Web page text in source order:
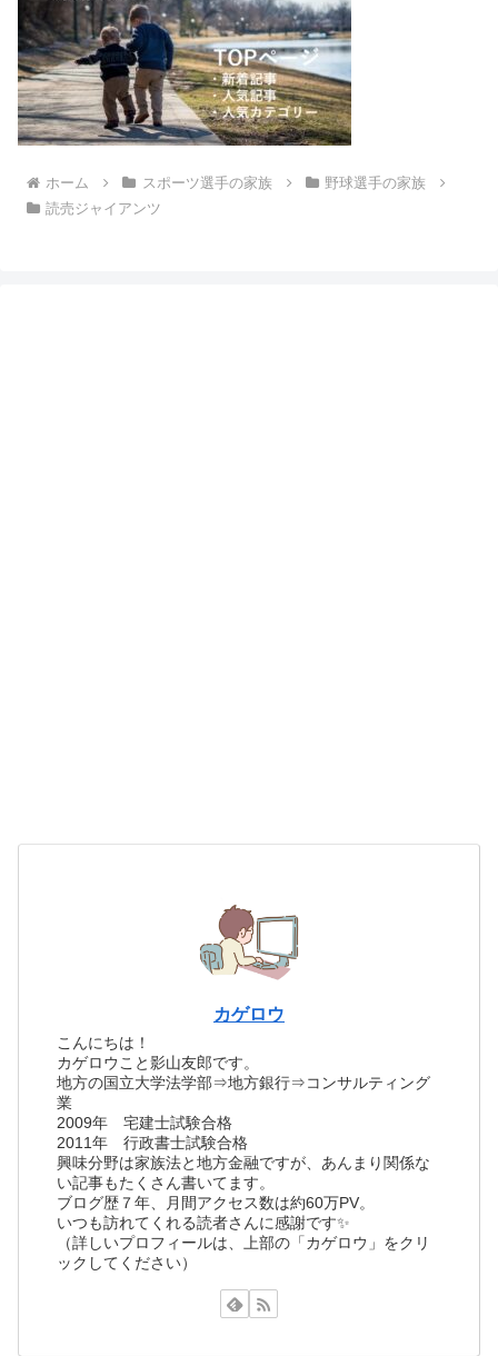
ホーム スポーツ選手の家族
野球選手の家族
読売ジャイアンツ
カゲロウ
こんにちは！
カゲロウこと影山友郎です。
地方の国立大学法学部⇒地方銀行⇒コンサルティング
業
2009年 宅建士試験合格
2011年 行政書士試験合格
興味分野は家族法と地方金融ですが、あんまり関係な
い記事もたくさん書いてます。
ブログ歴７年、月間アクセス数は約60万PV。
いつも訪れてくれる読者さんに感謝です✨
（詳しいプロフィールは、上部の「カゲロウ」をクリ
ックしてください）